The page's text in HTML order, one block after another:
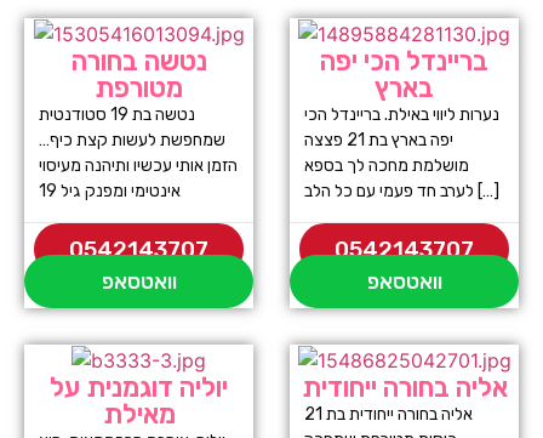
נטשה בחורה
מטורפת
נטשה בת 19 סטודנטית
שמחפשת לעשות קצת כיף…
הזמן אותי עכשיו ותיהנה מעיסוי
אינטימי ומפנק גיל 19
0542143707
וואטסאפ
בריינדל הכי יפה
בארץ
נערות ליווי באילת. בריינדל הכי
יפה בארץ בת 21 פצצה
מושלמת מחכה לך בספא
לערב חד פעמי עם כל הלב […]
0542143707
וואטסאפ
יוליה דוגמנית על
מאילת
אליה בחורה ייחודית
אליה בחורה ייחודית בת 21